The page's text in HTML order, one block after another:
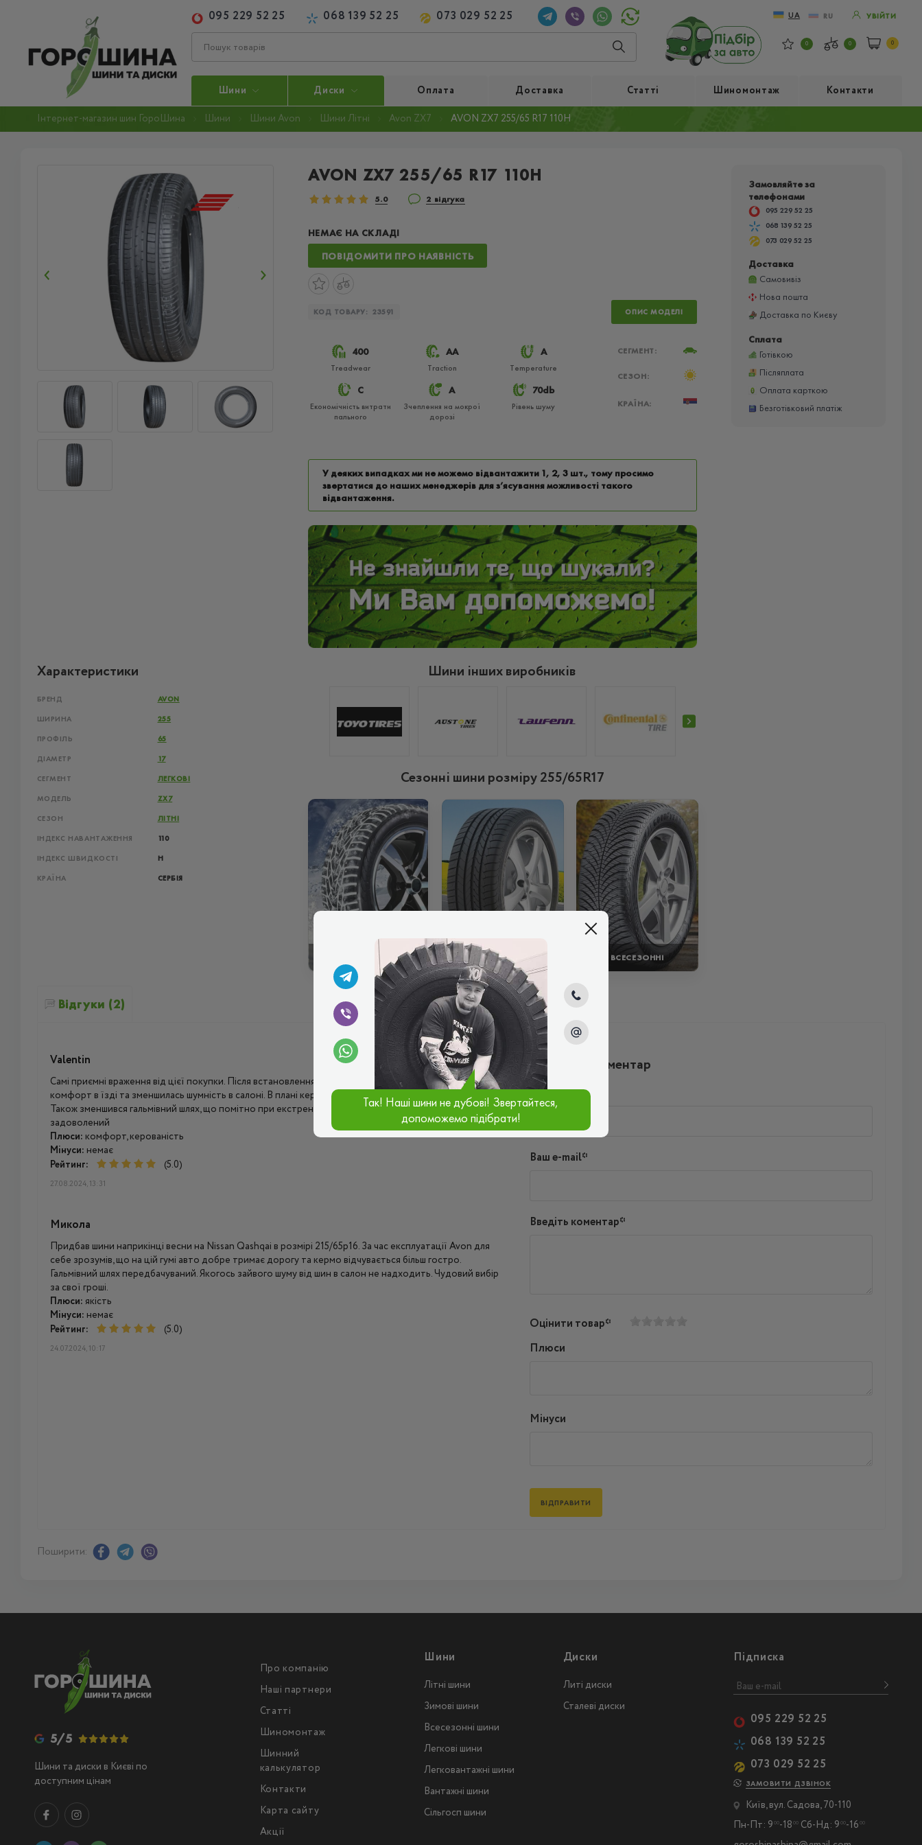
095 229 52 25 068 139 52 25 073 029 52 25 UA RU УВІЙТИ
0 0 0
Шини Диски Оплата Доставка Статті Шиномонтаж Контакти
Інтернет-магазин шин ГороШина Шини Шини Avon Шини Літні Avon ZX7 AVON ZX7 255/65 R17 110H
AVON ZX7 255/65 R17 110H
5.0 2 відгука
НЕМАЄ НА СКЛАДІ
ПОВІДОМИТИ ПРО НАЯВНІСТЬ
КОД ТОВАРУ: 23591 ОПИС МОДЕЛІ
400
Treadwear
АА
Traction
A
Temperature
C
Економічність витрати
пального
A
Зчеплення на мокрої
дорозі
70db
Рівень шуму
СЕГМЕНТ:
СЕЗОН:
КРАЇНА:
У деяких випадках ми не можемо відвантажити 1, 2, 3 шт., тому просимо
звертатися до наших менеджерів для з’ясування можливості такого
відвантаження.
Замовляйте за
телефонами
095 229 52 25
068 139 52 25
073 029 52 25
Доставка
Самовивіз
Нова пошта
Доставка по Києву
Сплата
Готівкою
Післяплата
Оплата карткою
Безготівковий платіж
Характеристики
БРЕНД AVON
ШИРИНА 255
ПРОФІЛЬ 65
ДІАМЕТР 17
СЕГМЕНТ ЛЕГКОВІ
МОДЕЛЬ ZX7
СЕЗОН ЛІТНІ
ІНДЕКС НАВАНТАЖЕННЯ 110
ІНДЕКС ШВИДКОСТІ H
КРАЇНА СЕРБІЯ
Шини інших виробників
Сезонні шини розміру 255/65R17
ЗИМОВІ ЛІТНІ ВСЕСЕЗОННІ
Відгуки (2)
Valentin
Самі приємні враження від цієї покупки. Після встановлення шин Ейвон відчунто покращився
комфорт в їзді та зменшилась шумність в салоні. В плані керування кермо відчувається більш гостро.
Також зменшився гальмівний шлях, що помітно при екстренних зупинках. Своїм вибором
задоволений
Плюси: комфорт, керованість
Мінуси: немає
Рейтинг:
(5.0)
27.08.2024, 13:31
Микола
Придбав шини наприкінці весни на Nissan Qashqai в розмірі 215/65р16. За час експлуатації Avon для
себе зрозумів, що на цій гумі авто добре тримає дорогу та кермо відчувається більш гостро.
Гальмівний шлях передбачуваний. Якогось зайвого шуму від шин в салон не надходить. Чудовий вибір
за свої гроші.
Плюси: якість
Мінуси: немає
Рейтинг:
(5.0)
24.07.2024, 10:17
Написати коментар
Ім'я*
Ваш e-mail*
Введіть коментар*
Оцінити товар*
Плюси
Мінуси
Поширити:
5/5
Шини та диски в Києві по
доступним цінам
Про компанію
Наші партнери
Статті
Шиномонтаж
Шинний
калькулятор
Контакти
Карта сайту
Акції
Шини
Літні шини
Зимові шини
Всесезонні шини
Легкові шини
Легковантажнi шини
Вантажнi шини
Сільгосп шини
Диски
Литі диски
Сталеві диски
Підписка
095 229 52 25
068 139 52 25
073 029 52 25
ЗАМОВИТИ ДЗВІНОК
Київ, вул. Садова, 70-110
Пн-Пт: 9 00-18 00Сб-Нд: 9 00-16 00
Так! Наші шини не дубові! Звертайтеся,
допоможемо підібрати!